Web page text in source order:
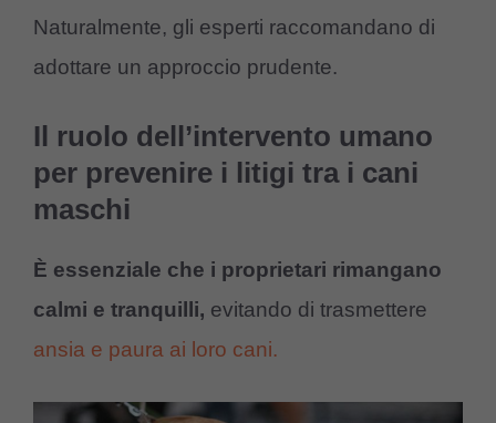
Naturalmente, gli esperti raccomandano di
adottare un approccio prudente.
Il ruolo dell’intervento umano
per prevenire i litigi tra i cani
maschi
È essenziale che i proprietari rimangano
calmi e tranquilli, evitando di trasmettere
ansia e paura ai loro cani.